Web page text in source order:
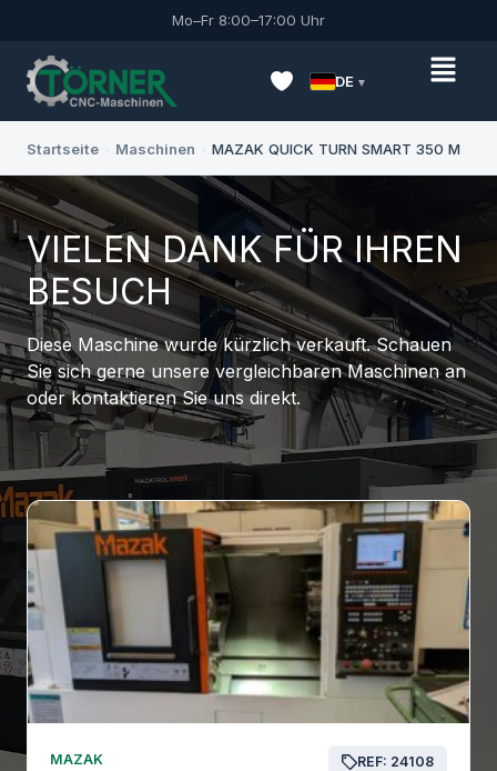
Mo–Fr 8:00–17:00 Uhr
DE
Startseite Maschinen MAZAK QUICK TURN SMART 350 M
VIELEN DANK FÜR IHREN
BESUCH
Diese Maschine wurde kürzlich verkauft. Schauen
Sie sich gerne unsere vergleichbaren Maschinen an
oder kontaktieren Sie uns direkt.
MAZAK REF: 24108